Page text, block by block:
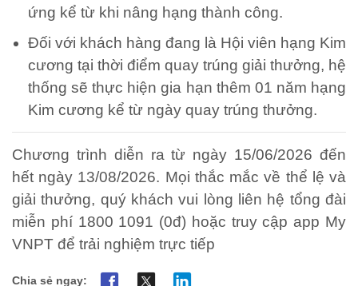
ứng kể từ khi nâng hạng thành công.
Đối với khách hàng đang là Hội viên hạng Kim
cương tại thời điểm quay trúng giải thưởng, hệ
thống sẽ thực hiện gia hạn thêm 01 năm hạng
Kim cương kể từ ngày quay trúng thưởng.
Chương trình diễn ra từ ngày 15/06/2026 đến
hết ngày 13/08/2026. Mọi thắc mắc về thể lệ và
giải thưởng, quý khách vui lòng liên hệ tổng đài
miễn phí 1800 1091 (0đ) hoặc truy cập app My
VNPT để trải nghiệm trực tiếp
Chia sẻ ngay: